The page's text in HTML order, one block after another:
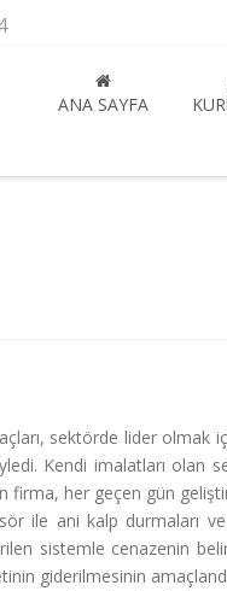
ANA SAYFA
sektörde lider olmak
Kendi imalatları
her geçen gün
ani kalp durmaları ve
sistemle cenazenin
giderilmesinin